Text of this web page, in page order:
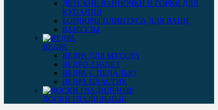
ДЕТСКИЕ ВАННОЧКИ И ГОРКИ ДЛЯ
КУПАНИЯ
БОРДЮРЫ ПЛИНТУСА ДЛЯ ВАНН
ВАНТУЗЫ
ВЕДРА
ВЕДРА ДЛЯ МУСОРА
ВЕДРО-ТУАЛЕТ
ВЕДРА С ПЕДАЛЬЮ
ВЕДРА ПЛАСТИК
ДОСКИ ГЛАДИЛЬНЫЕ